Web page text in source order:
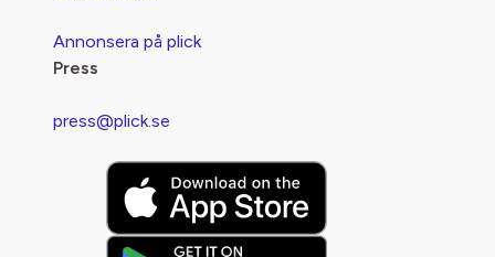
Annonsera på plick
Press
press@plick.se